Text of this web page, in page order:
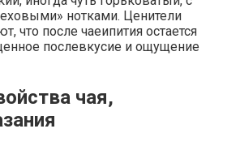
нотками. Ценители
что после чаеипития остается
послевкусие и ощущение
чая,